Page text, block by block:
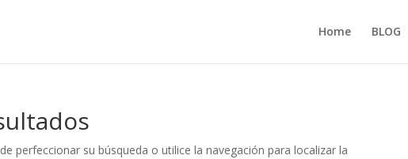
Home BLOG
perfeccionar su búsqueda o utilice la navegación para localizar la